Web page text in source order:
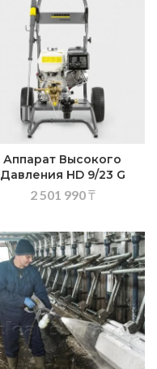
Аппарат Высокого
Давления HD 9/23 G
2 501 990₸